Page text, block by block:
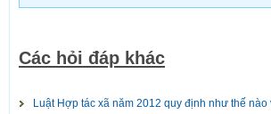
Các hỏi đáp khác
Luật Hợp tác xã năm 2012 quy định như thế